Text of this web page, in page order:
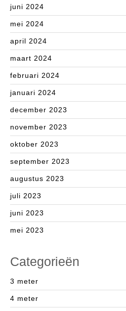
juni 2024
mei 2024
april 2024
maart 2024
februari 2024
januari 2024
december 2023
november 2023
oktober 2023
september 2023
augustus 2023
juli 2023
juni 2023
mei 2023
Categorieën
3 meter
4 meter